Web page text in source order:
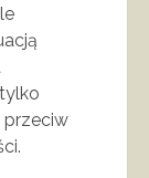
przeciw